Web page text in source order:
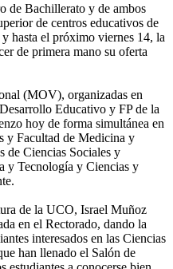
de Bachillerato y de ambos
de centros educativos de
hasta el próximo viernes 14, la
de primera mano su oferta
(MOV), organizadas en
Educativo y FP de la
hoy de forma simultánea en
y Facultad de Medicina y
de Ciencias Sociales y
y Tecnología y Ciencias y
de la UCO, Israel Muñoz
en el Rectorado, dando la
interesados en las Ciencias
han llenado el Salón de